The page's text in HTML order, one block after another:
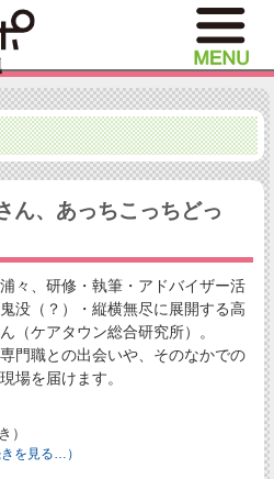
ん、あっちこっちどっ
々、研修・執筆・アドバイザー活
没（？）・縦横無尽に展開する高
（ケアタウン総合研究所）。
門職との出会いや、そのなかでの
場を届けます。
）
きを見る…）